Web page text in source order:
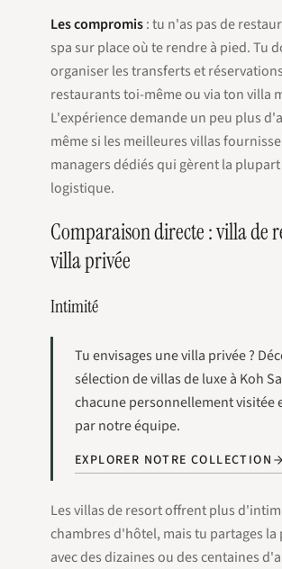
Les compromis: tu n'as pas de
spa sur place où te rendre à pied. Tu
organiser les transferts et
restaurants toi-même ou via ton villa
L'expérience demande un peu plus
même si les meilleures villas
managers dédiés qui gèrent la plupart
logistique.
Comparaison directe : villa de
villa privée
Intimité
Tu envisages une villa privée ?
sélection de villas de luxe à Koh
chacune personnellement visitée
par notre équipe.
EXPLORER NOTRE COLLECTION
Les villas de resort offrent plus
chambres d'hôtel, mais tu partages
avec des dizaines ou des centaines